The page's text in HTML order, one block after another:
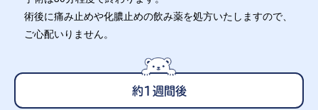
術後に痛み止めや化膿止めの飲み薬を処方いたしますので、
ご心配いりません。
約1週間後